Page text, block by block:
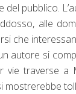
del pubblico.
alle
che
autore si
vie traverse a
mostrerebbe